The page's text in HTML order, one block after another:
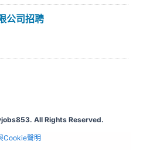
公司招聘
All Rights Reserved.
Cookie聲明